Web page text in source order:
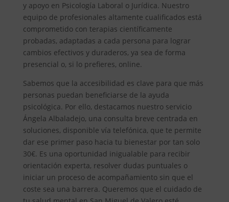
y apoyo en Psicología Laboral o Jurídica. Nuestro
equipo de profesionales altamente cualificados está
comprometido con terapias científicamente
probadas, adaptadas a cada persona para lograr
cambios efectivos y duraderos, ya sea de forma
presencial o, si lo prefieres, online.
Sabemos que la accesibilidad es clave para que más
personas puedan beneficiarse de la ayuda
psicológica. Por ello, destacamos nuestro servicio
Ángela Albaladejo, una consulta breve centrada en
soluciones, disponible vía telefónica, que te permite
dar ese primer paso hacia tu bienestar por tan solo
30€. Es una oportunidad inigualable para recibir
orientación experta, resolver dudas puntuales o
iniciar un proceso de acompañamiento sin que el
coste sea una barrera. Queremos que el cuidado de